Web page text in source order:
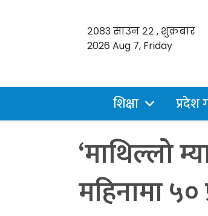
२०८३ साउन २२ , शुक्रबार
2026 Aug 7, Friday
शिक्षा प्रदेश
‘माथिल्लो
महिनामा